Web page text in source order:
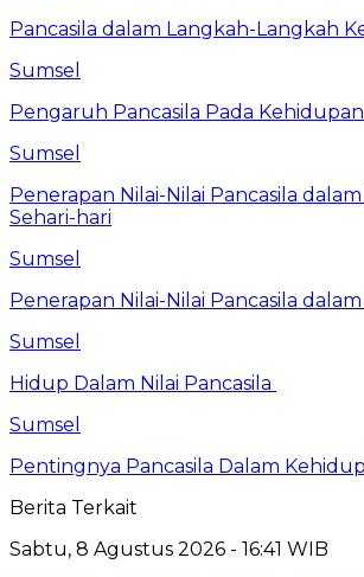
Pancasila dalam Langkah-Langkah
Sumsel
Pengaruh Pancasila Pada Kehidupan
Sumsel
Penerapan Nilai-Nilai Pancasila
Sehari-hari
Sumsel
Penerapan Nilai-Nilai Pancasila
Sumsel
Hidup Dalam Nilai Pancasila
Sumsel
Pentingnya Pancasila Dalam
Berita Terkait
Sabtu, 8 Agustus 2026 - 16:41 WIB